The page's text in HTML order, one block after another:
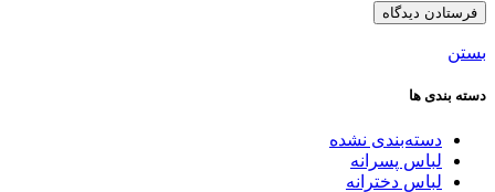
بستن
دسته بندی ها
دسته‌بندی نشده
لباس پسرانه
لباس دخترانه